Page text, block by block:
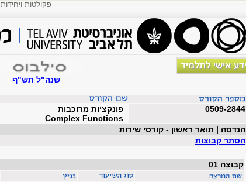
פקולטות ויחידות
שנה"ל תש"ף
פונקציות מרוכבות
Complex Functions
0509-2844
הנדסה | תואר ראשון - קורסי שירות
הסתר קבוצות
קבוצה 01